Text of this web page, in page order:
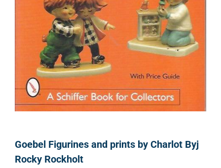
Goebel Figurines and prints by Charlot Byj
Rocky Rockholt